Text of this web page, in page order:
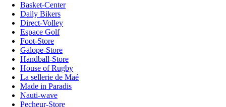
Basket-Center
Daily Bikers
Direct-Volley
Espace Golf
Foot-Store
Galope-Store
Handball-Store
House of Rugby
La sellerie de Maé
Made in Paradis
Nauti-wave
Pecheur-Store